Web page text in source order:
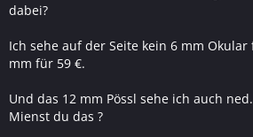
dabei?
Ich sehe auf der Seite kein 6 mm
mm für 59 €.
Und das 12 mm Pössl sehe ich auch ned.
Mienst du das ?